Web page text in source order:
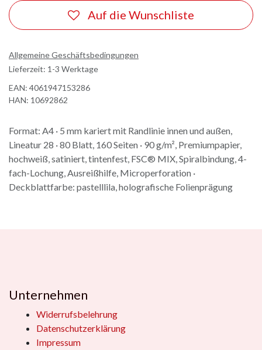
Auf die Wunschliste
Allgemeine Geschäftsbedingungen
Lieferzeit: 1-3 Werktage
EAN: 4061947153286
HAN: 10692862
Format: A4 · 5 mm kariert mit Randlinie innen und außen,
Lineatur 28 · 80 Blatt, 160 Seiten · 90 g/m², Premiumpapier,
hochweiß, satiniert, tintenfest, FSC® MIX, Spiralbindung, 4-
fach-Lochung, Ausreißhilfe, Microperforation ·
Deckblattfarbe: pastelllila, holografische Folienprägung
Unternehmen
Widerrufsbelehrung
Datenschutzerklärung
Impressum